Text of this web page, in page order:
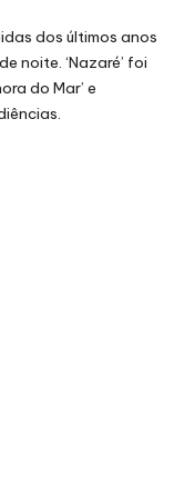
dos últimos anos
noite. ‘Nazaré’ foi
do Mar’ e